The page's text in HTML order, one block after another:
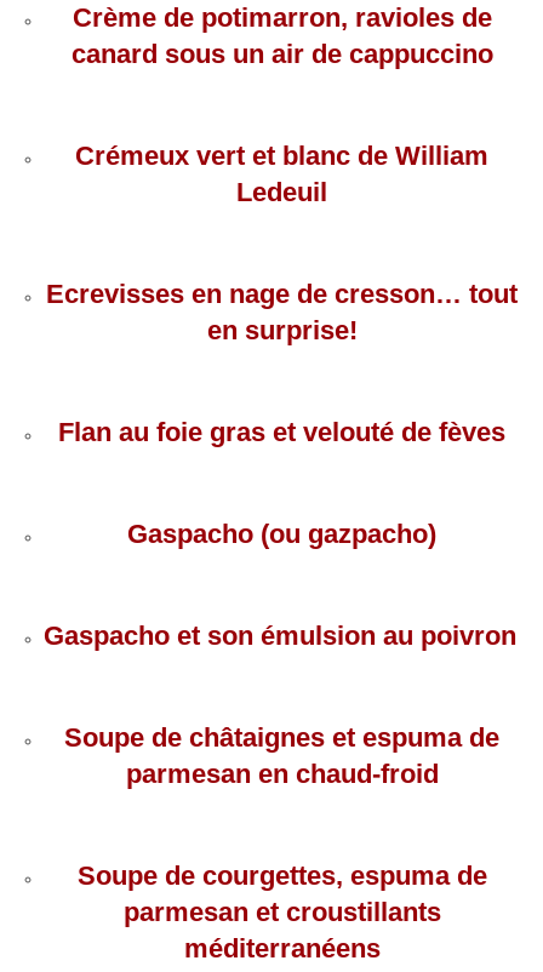
Crème de potimarron, ravioles de
canard sousun air de cappuccino
Crémeux vert et blanc de William
Ledeuil
Ecrevisses en nage de cresson… tout
en surprise!
Flan au foie gras et velouté de fèves
Gaspacho (ou gazpacho)
Gaspacho et son émulsion au poivron
Soupe de châtaignes et espuma de
parmesan en chaud-froid
Soupe de courgettes, espuma de
parmesan et croustillants
méditerranéens